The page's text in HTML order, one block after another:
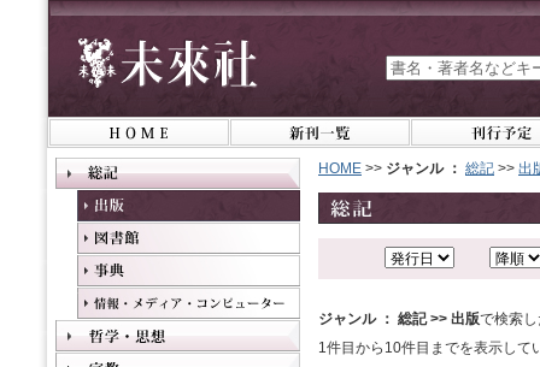
HOME >> ジャンル ： 総記 >> 出
ジャンル ： 総記 >> 出版で検索
1件目から10件目までを表示して